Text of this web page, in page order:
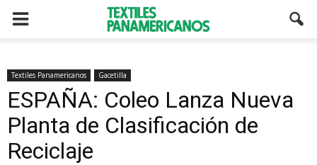
Textiles Panamericanos Gacetilla
ESPAÑA: Coleo Lanza Nueva
Planta de Clasificación de
Reciclaje